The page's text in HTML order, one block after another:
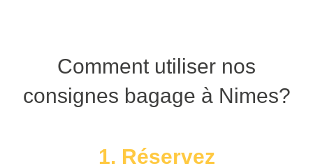
Comment utiliser nos
consignes bagage à Nimes?
1. Réservez